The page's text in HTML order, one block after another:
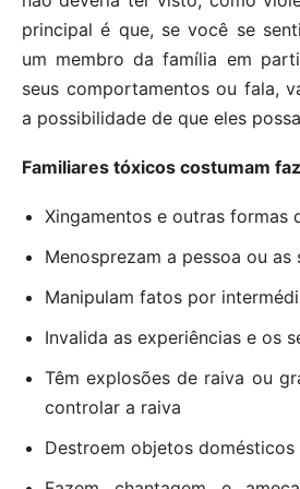
principal é que, se você se
um membro da família em
seus comportamentos ou fala,
a possibilidade de que eles
Familiares tóxicos costumam
Xingamentos e outras formas
Menosprezam a pessoa ou as
Manipulam fatos por
Invalida as experiências e os
Têm explosões de raiva ou
controlar a raiva
Destroem objetos domésticos